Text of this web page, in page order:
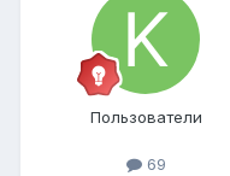
Пользователи
69